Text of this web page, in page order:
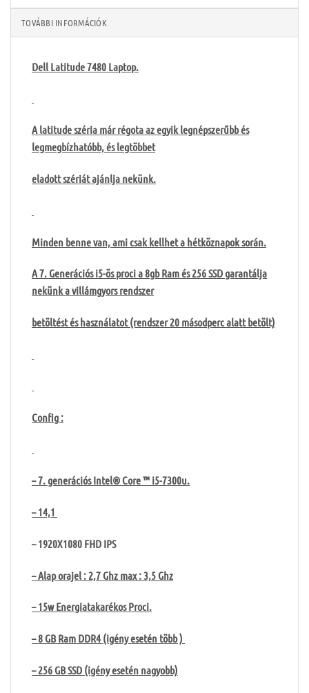
TOVÁBBI INFORMÁCIÓK
Dell Latitude 7480 Laptop.
A latitude széria már régota az egyik legnépszerűbb és
legmegbízhatóbb, és legtöbbet
eladott szériát ajánlja nekünk.
Minden benne van, ami csak kellhet a hétköznapok során.
A 7. Generációs i5-ös proci a 8gb Ram és 256 SSD garantálja
nekünk a villámgyors rendszer
betöltést és használatot (rendszer 20 másodperc alatt betölt)
Config :
– 7. generációs Intel® Core ™ i5-7300u.
– 14,1
– 1920X1080 FHD IPS
– Alap orajel : 2,7 Ghz max : 3,5 Ghz
– 15w Energiatakarékos Proci.
– 8 GB Ram DDR4 (igény esetén több )
– 256 GB SSD (igény esetén nagyobb)